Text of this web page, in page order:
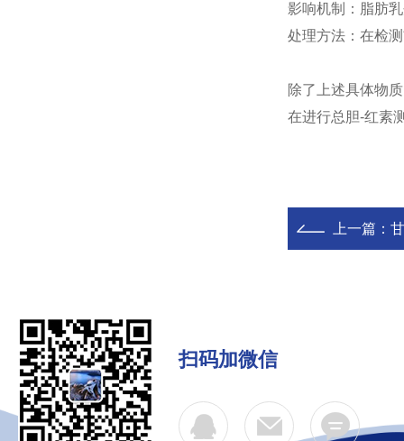
影响机制：脂肪
处理方法：在检
除了上述具体物
在进行总胆-红素
上一篇：
扫码加微信